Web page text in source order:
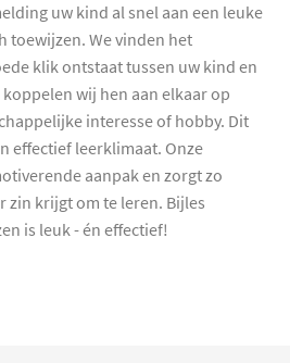
uw kind al snel aan een leuke
toewijzen. We vinden het
klik ontstaat tussen uw kind en
wij hen aan elkaar op
interesse of hobby. Dit
effectief leerklimaat. Onze
aanpak en zorgt zo
zin krijgt om te leren. Bijles
is leuk - én effectief!